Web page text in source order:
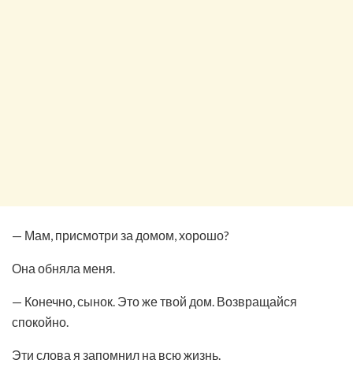
— Мам, присмотри за домом, хорошо?
Она обняла меня.
— Конечно, сынок. Это же твой дом. Возвращайся
спокойно.
Эти слова я запомнил на всю жизнь.